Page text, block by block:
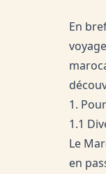
En
1.
1.1
Le
en